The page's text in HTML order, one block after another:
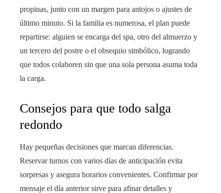
propinas, junto con un margen para antojos o ajustes de
último minuto. Si la familia es numerosa, el plan puede
repartirse: alguien se encarga del spa, otro del almuerzo y
un tercero del postre o el obsequio simbólico, logrando
que todos colaboren sin que una sola persona asuma toda
la carga.
Consejos para que todo salga
redondo
Hay pequeñas decisiones que marcan diferencias.
Reservar turnos con varios días de anticipación evita
sorpresas y asegura horarios convenientes. Confirmar por
mensaje el día anterior sirve para afinar detalles y